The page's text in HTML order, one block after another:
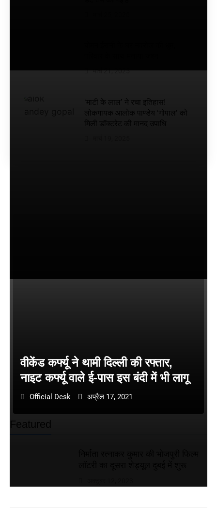
मार्च 21, 2025
‘माटी के लाल’ ने रचा इतिहास!
लोकगायक आलोक पाण्डेय ‘गोपाल’ को
मिली डॉक्टरेट की मानद उपाधि
Featured
वीकेंड कर्फ्यू ने थामी दिल्ली की रफ्तार,
नाइट कर्फ्यू वाले ई-पास इस बंदी में भी लागू
Official Desk अप्रैल 17, 2021